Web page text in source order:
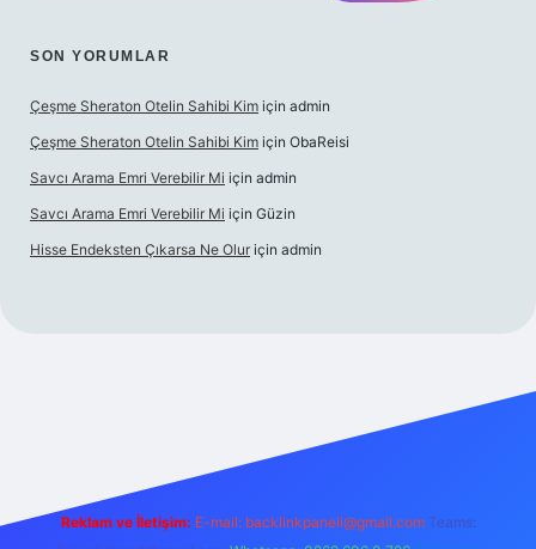
SON YORUMLAR
Çeşme Sheraton Otelin Sahibi Kim için admin
Çeşme Sheraton Otelin Sahibi Kim için ObaReisi
Savcı Arama Emri Verebilir Mi için admin
Savcı Arama Emri Verebilir Mi için Güzin
Hisse Endeksten Çıkarsa Ne Olur için admin
Reklam ve İletişim: E-mail: backlinkpaneli@gmail.com Teams: